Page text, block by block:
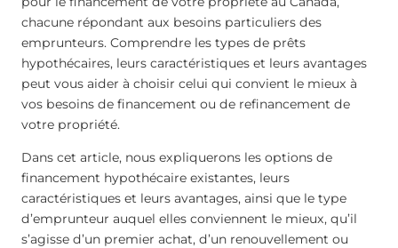
chacune répondant aux besoins particuliers des
emprunteurs. Comprendre les types de prêts
hypothécaires, leurs caractéristiques et leurs avantages
peut vous aider à choisir celui qui convient le mieux à
vos besoins de financement ou de refinancement de
votre propriété.
Dans cet article, nous expliquerons les options de
financement hypothécaire existantes, leurs
caractéristiques et leurs avantages, ainsi que le type
d’emprunteur auquel elles conviennent le mieux, qu’il
s’agisse d’un premier achat, d’un renouvellement ou